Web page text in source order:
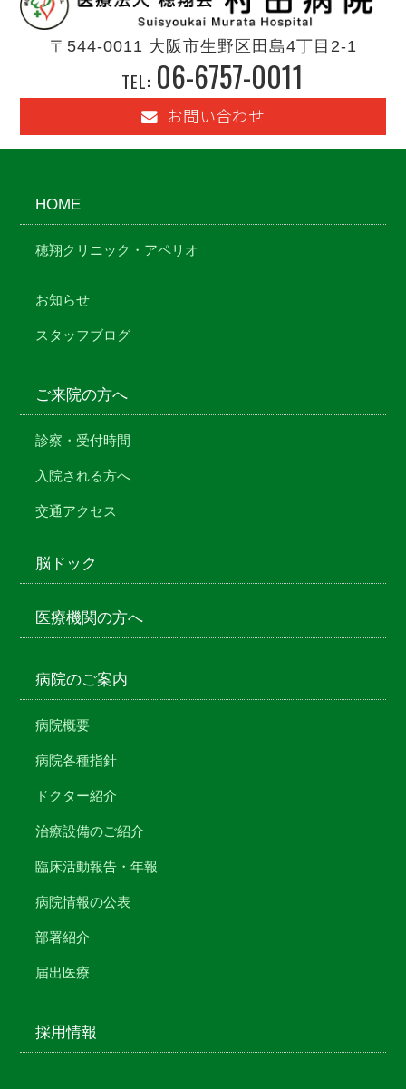
〒544-0011 大阪市生野区田島4丁目2-1
TEL: 06-6757-0011
お問い合わせ
HOME
穂翔クリニック・アペリオ
お知らせ
スタッフブログ
ご来院の方へ
診察・受付時間
入院される方へ
交通アクセス
脳ドック
医療機関の方へ
病院のご案内
病院概要
病院各種指針
ドクター紹介
治療設備のご紹介
臨床活動報告・年報
病院情報の公表
部署紹介
届出医療
採用情報